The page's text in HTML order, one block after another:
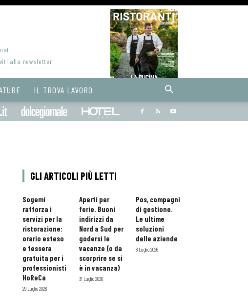
alla newsletter
IL TROVA LAVORO
Bargiornale dolcegiornale
GLI ARTICOLI PIÙ LETTI
Sogemi
rafforza i
servizi per la
ristorazione:
orario esteso
e tessera
gratuita per i
professionisti
HoReCa
29 Luglio 2026
Aperti per
ferie. Buoni
indirizzi da
Nord a Sud per
godersi le
vacanze (o da
scorprire se si
è in vacanza)
31 Luglio 2026
Pos, compagni
di gestione.
Le ultime
soluzioni
delle aziende
8 Luglio 2026